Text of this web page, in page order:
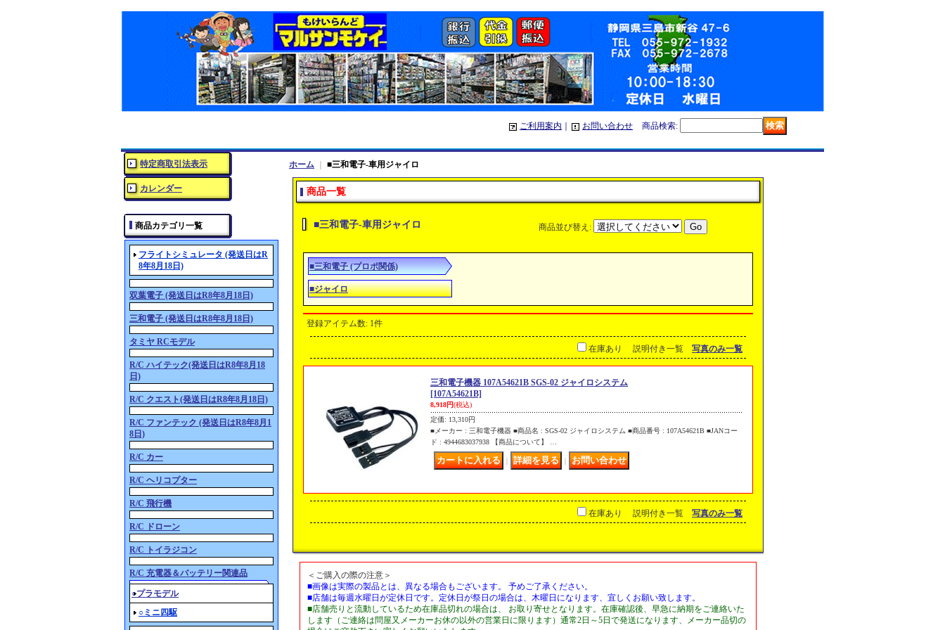
ご利用案内 お問い合わせ 商品検索:
特定商取引法表示
カレンダー
商品カテゴリ一覧
フライトシミュレータ (発送日はR
8年8月18日)
双葉電子 (発送日はR8年8月18日)
三和電子 (発送日はR8年8月18日)
タミヤ RCモデル
R/C ハイテック(発送日はR8年8月18
日)
R/C クエスト(発送日はR8年8月18日)
R/C ファンテック (発送日はR8年8月1
8日)
R/C カー
R/C ヘリコプター
R/C 飛行機
R/C ドローン
R/C トイラジコン
R/C 充電器＆バッテリー関連品
○プラモデル
○ミニ四駆
ホーム ■三和電子-車用ジャイロ
商品一覧
■三和電子-車用ジャイロ 商品並び替え :
■三和電子 (プロポ関係)
■ジャイロ
登録アイテム数: 1件
在庫あり 説明付き一覧 写真のみ一覧
三和電子機器 107A54621B SGS-02 ジャイロシステム
[107A54621B]
8,918円(税込)
定価: 13,310円
■メーカー : 三和電子機器 ■商品名 : SGS-02 ジャイロシステム ■商品番号 : 107A54621B ■JANコー
ド : 4944683037938 【商品について】 …
在庫あり 説明付き一覧 写真のみ一覧
＜ご購入の際の注意＞
■画像は実際の製品とは、異なる場合もございます。 予めご了承ください。
■店舗は毎週水曜日が定休日です。定休日が祭日の場合は、木曜日になります、宜しくお願い致します。
■店舗売りと流動しているため在庫品切れの場合は、 お取り寄せとなります。在庫確認後、早急に納期をご連絡いた
します（ご連絡は問屋又メーカーお休の以外の営業日に限ります）通常2日～5日で発送になります、メーカー品切の